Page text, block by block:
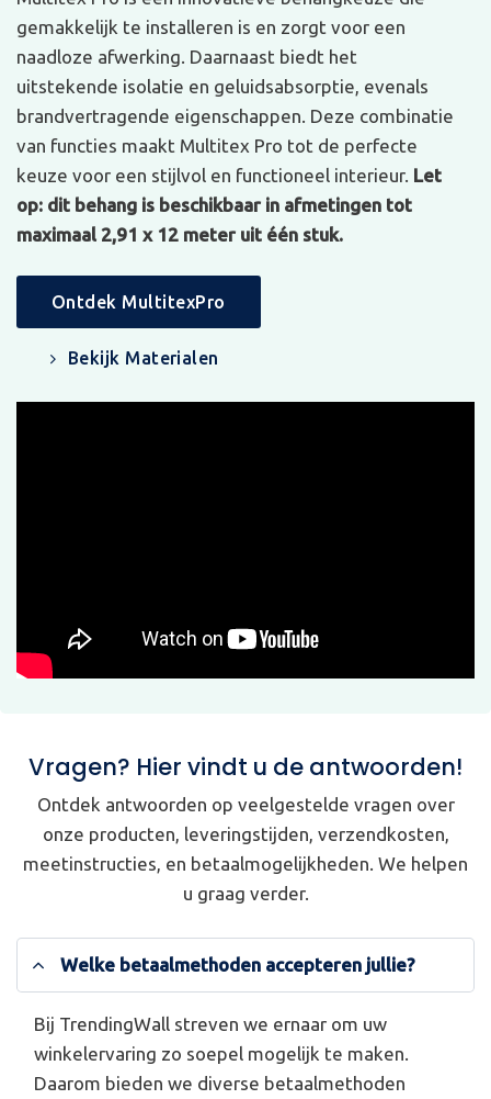
gemakkelijk te installeren is en zorgt voor een
naadloze afwerking. Daarnaast biedt het
uitstekende isolatie en geluidsabsorptie, evenals
brandvertragende eigenschappen. Deze combinatie
van functies maakt Multitex Pro tot de perfecte
keuze voor een stijlvol en functioneel interieur. Let
op: dit behang is beschikbaar in afmetingen tot
maximaal 2,91 x 12 meter uit één stuk.
Ontdek MultitexPro
Bekijk Materialen
Vragen? Hier vindt u de antwoorden!
Ontdek antwoorden op veelgestelde vragen over
onze producten, leveringstijden, verzendkosten,
meetinstructies, en betaalmogelijkheden. We helpen
u graag verder.
Welke betaalmethoden accepteren jullie?
Bij TrendingWall streven we ernaar om uw
winkelervaring zo soepel mogelijk te maken.
Daarom bieden we diverse betaalmethoden